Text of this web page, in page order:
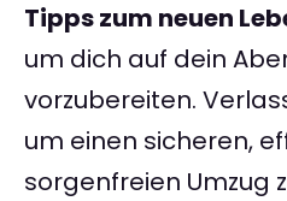
Tipps zum neuen
um dich auf dein
vorzubereiten.
um einen sicheren,
sorgenfreien Umzug